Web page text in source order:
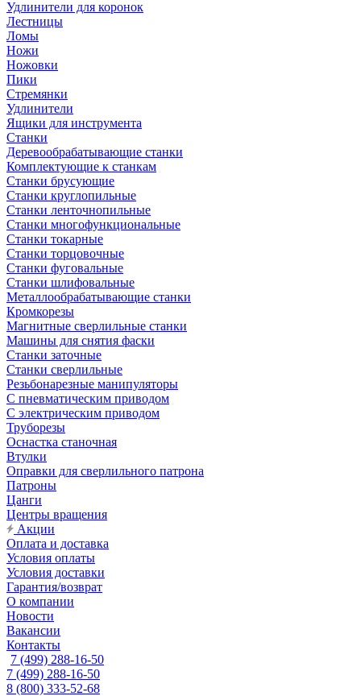
Удлинители для коронок
Лестницы
Ломы
Ножи
Ножовки
Пики
Стремянки
Удлинители
Ящики для инструмента
Станки
Деревообрабатывающие станки
Комплектующие к станкам
Станки брусующие
Станки круглопильные
Станки ленточнопильные
Станки многофункциональные
Станки токарные
Станки торцовочные
Станки фуговальные
Станки шлифовальные
Металлообрабатывающие станки
Кромкорезы
Магнитные сверлильные станки
Машины для снятия фаски
Станки заточные
Станки сверлильные
Резьбонарезные манипуляторы
С пневматическим приводом
С электрическим приводом
Труборезы
Оснастка станочная
Втулки
Оправки для сверлильного патрона
Патроны
Цанги
Центры вращения
Акции
Оплата и доставка
Условия оплаты
Условия доставки
Гарантия/возврат
О компании
Новости
Вакансии
Контакты
7 (499) 288-16-50
7 (499) 288-16-50
8 (800) 333-52-68